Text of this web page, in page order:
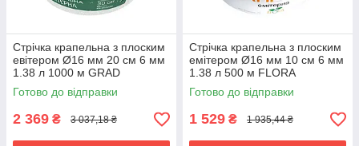
Стрічка крапельна з плоским
евітером Ø16 мм 20 см 6 мм
1.38 л 1000 м GRAD
(5077615) riven
Готово до відправки
2 369 ₴ 3 037,18 ₴
Стрічка крапельна з плоским
емітером Ø16 мм 10 см 6 мм
1.38 л 500 м FLORA
(5076884) riven
Готово до відправки
1 529 ₴ 1 935,44 ₴